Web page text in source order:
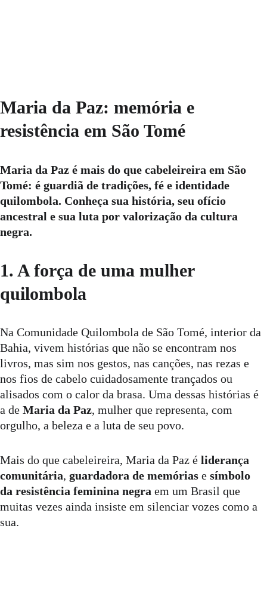
Maria da Paz: memória e
resistência em São Tomé
Maria da Paz é mais do que cabeleireira em São
Tomé: é guardiã de tradições, fé e identidade
quilombola. Conheça sua história, seu ofício
ancestral e sua luta por valorização da cultura
negra.
1. A força de uma mulher
quilombola
Na Comunidade Quilombola de São Tomé, interior da
Bahia, vivem histórias que não se encontram nos
livros, mas sim nos gestos, nas canções, nas rezas e
nos fios de cabelo cuidadosamente trançados ou
alisados com o calor da brasa. Uma dessas histórias é
a de Maria da Paz, mulher que representa, com
orgulho, a beleza e a luta de seu povo.
Mais do que cabeleireira, Maria da Paz é liderança
comunitária, guardadora de memórias e símbolo
da resistência feminina negra em um Brasil que
muitas vezes ainda insiste em silenciar vozes como a
sua.